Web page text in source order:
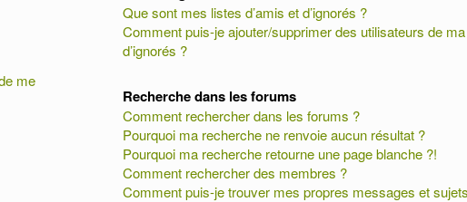
me
Que sont mes listes d’amis et d’ignorés ?
Comment puis-je ajouter/supprimer des utilisateurs de ma
d’ignorés ?
Recherche dans les forums
Comment rechercher dans les forums ?
Pourquoi ma recherche ne renvoie aucun résultat ?
Pourquoi ma recherche retourne une page blanche ?!
Comment rechercher des membres ?
Comment puis-je trouver mes propres messages et